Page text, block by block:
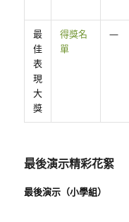
最
佳
表
現
大
獎
得獎名
單
—
最後演示精彩花絮
最後演示（小學組）